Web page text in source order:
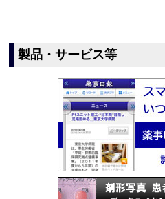
製品・サービス等